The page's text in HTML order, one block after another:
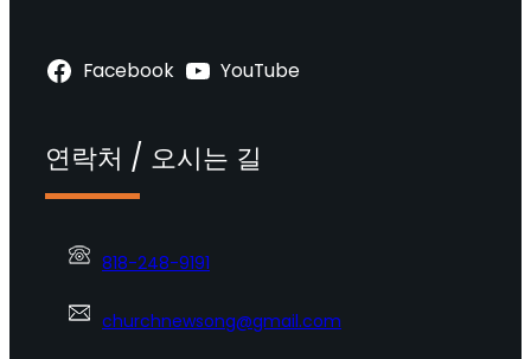
Facebook YouTube
연락처 / 오시는 길
818-248-9191
churchnewsong@gmail.com